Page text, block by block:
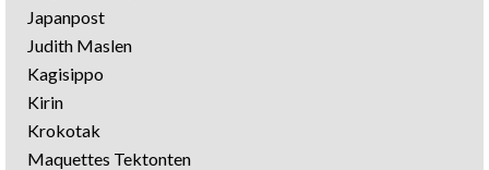
Japanpost
Judith Maslen
Kagisippo
Kirin
Krokotak
Maquettes Tektonten